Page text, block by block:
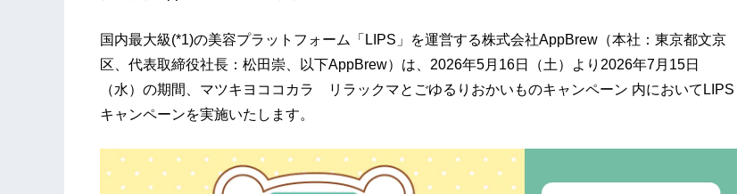
国内最大級(*1)の美容プラットフォーム「LIPS」を運営する株式会社AppBrew（本社：東京都文京
区、代表取締役社長：松田崇、以下AppBrew）は、2026年5月16日（土）より2026年7月15日
（水）の期間、マツキヨココカラ リラックマとごゆるりおかいものキャンペーン 内においてLIPS
キャンペーンを実施いたします。